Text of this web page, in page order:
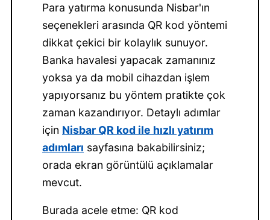
Para yatırma konusunda Nisbar'ın
seçenekleri arasında QR kod yöntemi
dikkat çekici bir kolaylık sunuyor.
Banka havalesi yapacak zamanınız
yoksa ya da mobil cihazdan işlem
yapıyorsanız bu yöntem pratikte çok
zaman kazandırıyor. Detaylı adımlar
için Nisbar QR kod ile hızlı yatırım
adımları sayfasına bakabilirsiniz;
orada ekran görüntülü açıklamalar
mevcut.
Burada acele etme: QR kod